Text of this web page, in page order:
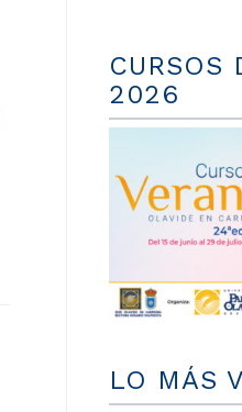
CURSOS
2026
LO MÁS